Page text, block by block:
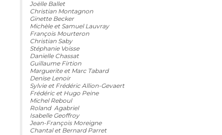
Joëlle Ballet
Christian Montagnon
Ginette Becker
Michèle et Samuel Lauvray
François Mourteron
Christian Saby
Stéphanie Voisse
Danielle Chassat
Guillaume Firtion
Marguerite et Marc Tabard
Denise Lenoir
Sylvie et Frédéric Allion-Gevaert
Frédéric et Hugo Peine
Michel Reboul
Roland Agabriel
Isabelle Geoffroy
Jean-François Moreigne
Chantal et BernardParret